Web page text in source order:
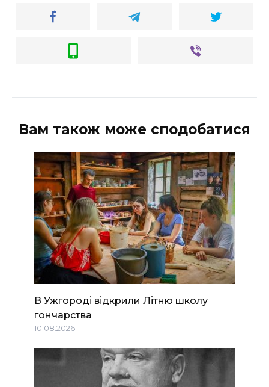
Вам також може сподобатися
В Ужгороді відкрили Літню школу
гончарства
10.08.2026